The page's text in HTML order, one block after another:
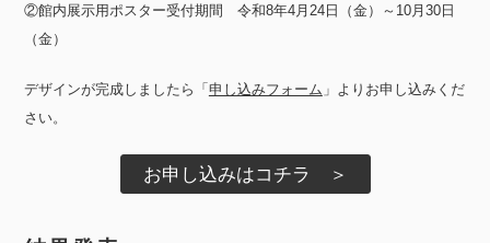
②館内展示用ポスター受付期間 令和8年4月24日（金）～10月30日
（金）
デザインが完成しましたら「申し込みフォーム 」よりお申し込みくだ
さい。